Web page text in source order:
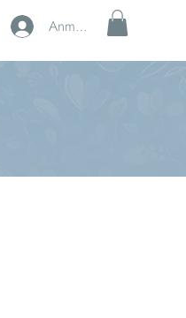
Anmelden